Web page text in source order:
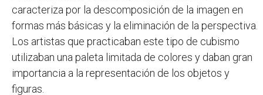
caracteriza por la descomposición de la imagen en
formas más básicas y la eliminación de la perspectiva.
Los artistas que practicaban este tipo de cubismo
utilizaban una paleta limitada de colores y daban gran
importancia a la representación de los objetos y
figuras.